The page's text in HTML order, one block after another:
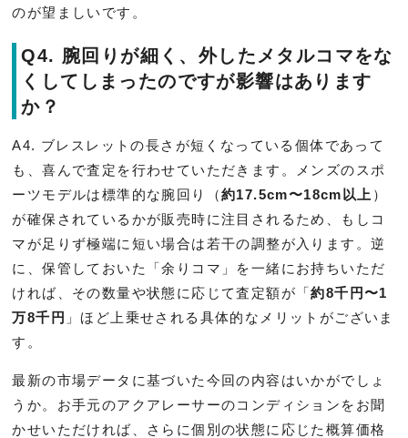
のが望ましいです。
Q4. 腕回りが細く、外したメタルコマをな
くしてしまったのですが影響はあります
か？
A4. ブレスレットの長さが短くなっている個体であって
も、喜んで査定を行わせていただきます。メンズのスポ
ーツモデルは標準的な腕回り（約17.5cm〜18cm以上 ）
が確保されているかが販売時に注目されるため、もしコ
マが足りず極端に短い場合は若干の調整が入ります。逆
に、保管しておいた「余りコマ」を一緒にお持ちいただ
ければ、その数量や状態に応じて査定額が「約8千円〜1
万8千円 」ほど上乗せされる具体的なメリットがございま
す。
最新の市場データに基づいた今回の内容はいかがでしょ
うか。お手元のアクアレーサーのコンディションをお聞
かせいただければ、さらに個別の状態に応じた概算価格